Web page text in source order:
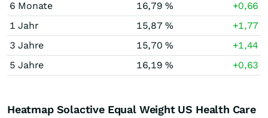
6 Monate
16,79 %
+0,66
1 Jahr
15,87 %
+1,77
3 Jahre
15,70 %
+1,44
5 Jahre
16,19 % +0,63
Heatmap Solactive Equal Weight US Health Care